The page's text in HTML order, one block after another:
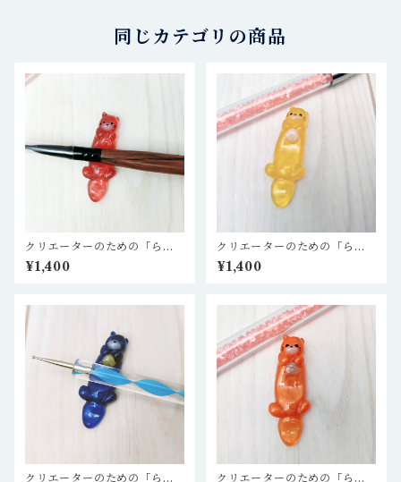
同じカテゴリの商品
クリエーターのための「らっ
この筆置き」赤 レッド ＊
レジン作家、粘土作家、ハン
¥1,400
クリエーターのための「らっ
この筆置き」イエロー 黄色
＊ レジン作家、粘土作家、ハ
¥1,400
クリエーターのための「らっ
クリエーターのための「らっ